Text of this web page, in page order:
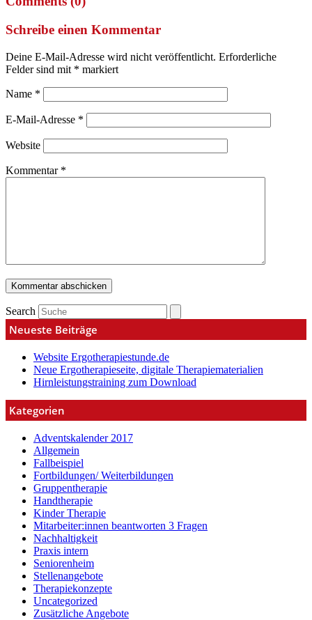
Schreibe einen Kommentar
Deine E-Mail-Adresse wird nicht veröffentlicht. Erforderliche
Felder sind mit * markiert
Name *
E-Mail-Adresse *
Website
Kommentar *
Search
Neueste Beiträge
Website Ergotherapiestunde.de
Neue Ergotherapieseite, digitale Therapiematerialien
Hirnleistungstraining zum Download
Kategorien
Adventskalender 2017
Allgemein
Fallbeispiel
Fortbildungen/ Weiterbildungen
Gruppentherapie
Handtherapie
Kinder Therapie
Mitarbeiter:innen beantworten 3 Fragen
Nachhaltigkeit
Praxis intern
Seniorenheim
Stellenangebote
Therapiekonzepte
Uncategorized
Zusätzliche Angebote